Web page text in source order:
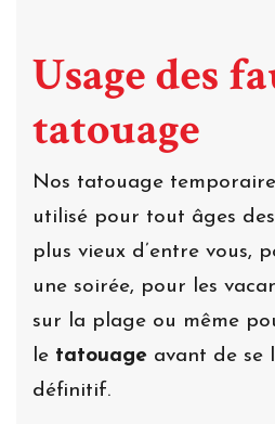
Usage des
tatouage
Nos tatouage
utilisé pour tout âges
plus vieux d’entre vous,
une soirée, pour les
sur la plage ou même
le tatouage avant de se
définitif.